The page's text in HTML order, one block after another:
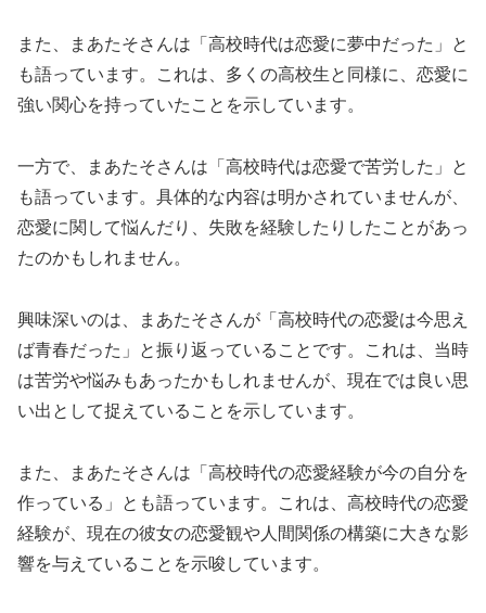
また、まあたそさんは「高校時代は恋愛に夢中だった」と
も語っています。これは、多くの高校生と同様に、恋愛に
強い関心を持っていたことを示しています。
一方で、まあたそさんは「高校時代は恋愛で苦労した」と
も語っています。具体的な内容は明かされていませんが、
恋愛に関して悩んだり、失敗を経験したりしたことがあっ
たのかもしれません。
興味深いのは、まあたそさんが「高校時代の恋愛は今思え
ば青春だった」と振り返っていることです。これは、当時
は苦労や悩みもあったかもしれませんが、現在では良い思
い出として捉えていることを示しています。
また、まあたそさんは「高校時代の恋愛経験が今の自分を
作っている」とも語っています。これは、高校時代の恋愛
経験が、現在の彼女の恋愛観や人間関係の構築に大きな影
響を与えていることを示唆しています。